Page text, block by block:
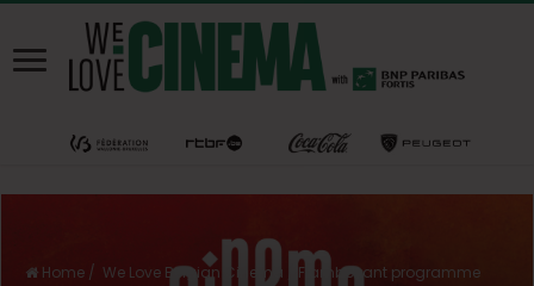
Home / We Love Belgian Cinema
Flamboyant programme